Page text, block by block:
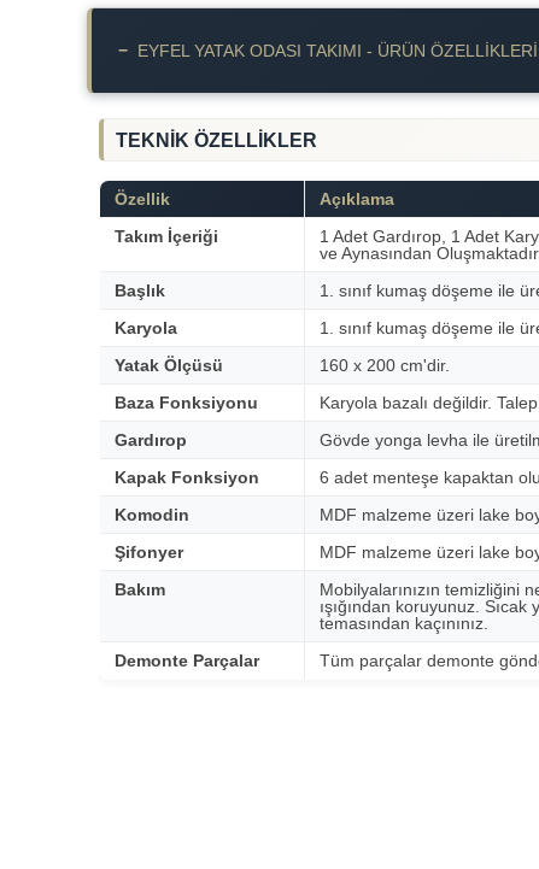
− EYFEL YATAK ODASI TAKIMI - ÜRÜN ÖZELLIKLERI
TEKNİK ÖZELLİKLER
Özellik
Açıklama
Takım İçeriği
1 Adet Gardırop, 1 Adet
ve Aynasından Oluşmaktadır.
Başlık
1. sınıf kumaş döşeme ile
Karyola
1. sınıf kumaş döşeme ile
Yatak Ölçüsü
160 x 200 cm'dir.
Baza Fonksiyonu
Karyola bazalı değildir.
Gardırop
Gövde yonga levha ile
Kapak Fonksiyon
6 adet menteşe kapaktan
Komodin
MDF malzeme üzeri lake
Şifonyer
MDF malzeme üzeri lake
Bakım
Mobilyalarınızın temizliğini
ışığından koruyunuz.
temasından kaçınınız.
Demonte Parçalar
Tüm parçalar demonte